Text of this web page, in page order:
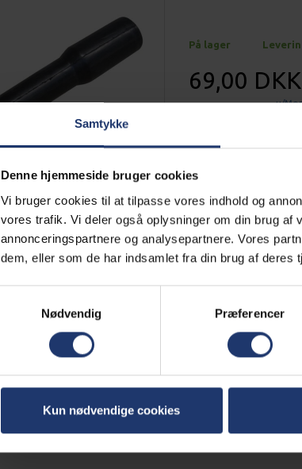
Samtykke
Denne hjemmeside bruger cookies
Vi bruger cookies til at tilpasse vores indhold og
vores trafik. Vi deler også oplysninger om din brug af
annonceringspartnere og analysepartnere. Vores
dem, eller som de har indsamlet fra din brug af deres
Nødvendig
Præferencer
Kun nødvendige cookies
På lager
69,00 DKK
55,20 DKKu/
Komplet olie ånderør
Mere information
Alle
Læs mere
Generator